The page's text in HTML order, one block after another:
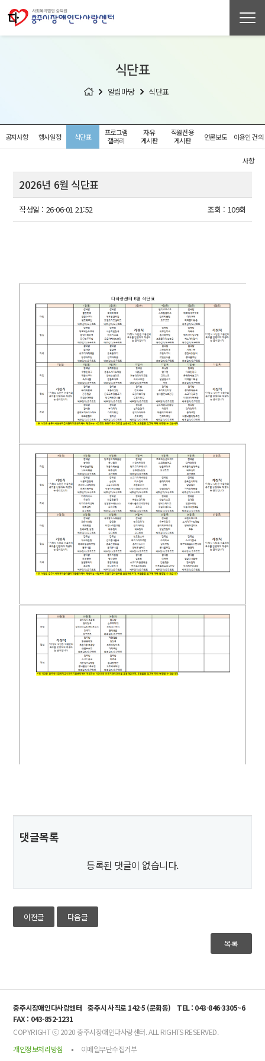
식단표
알림마당 식단표
공지사항 행사일정 식단표
프로그램
갤러리
자유
게시판
직원전용
게시판
언론보도 이용인 건의
사항
2026년 6월 식단표
작성일 : 26-06-01 21:52 조회 : 109회
댓글목록
등록된 댓글이 없습니다.
이전글 다음글
목록
충주시장애인다사랑센터 충주시 사직로 142-5 (문화동)
TEL : 043-846-3305~6
FAX : 043-852-1231
COPYRIGHT ⓒ 2020 충주시장애인다사랑센터. ALL RIGHTS RESERVED.
개인정보처리방침
이메일무단수집거부